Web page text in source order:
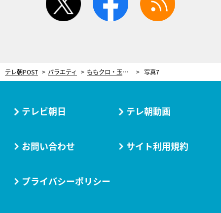
テレ朝POST バラエティ ももクロ・玉井詩織は「世が世なら詐欺師」？ 東京03・飯塚が手玉に取られたエピソードを明かす 写真7
テレビ朝日 テレ朝動画
お問い合わせ サイト利用規約
プライバシーポリシー